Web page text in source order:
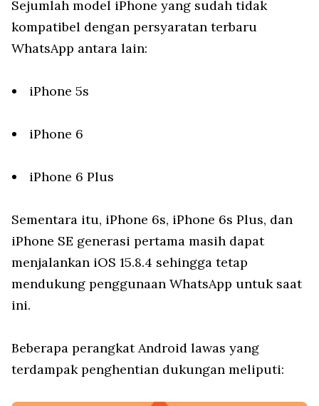
Sejumlah model iPhone yang sudah tidak
kompatibel dengan persyaratan terbaru
WhatsApp antara lain:
iPhone 5s
iPhone 6
iPhone 6 Plus
Sementara itu, iPhone 6s, iPhone 6s Plus, dan
iPhone SE generasi pertama masih dapat
menjalankan iOS 15.8.4 sehingga tetap
mendukung penggunaan WhatsApp untuk saat
ini.
Beberapa perangkat Android lawas yang
terdampak penghentian dukungan meliputi: